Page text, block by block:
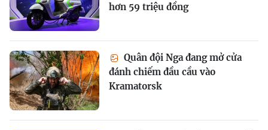
hơn 59 triệu đồng
Quân đội Nga đang mở cửa
đánh chiếm đầu cầu vào
Kramatorsk